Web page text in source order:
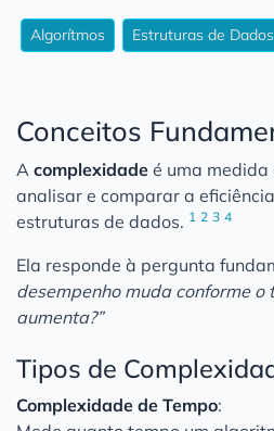
Algorítmos Estruturas de Dados
Conceitos
A complexidade é uma medida
analisar e comparar a
estruturas de dados. 1 2 3 4
Ela responde à pergunta
desempenho muda conforme
aumenta?”
Tipos de
Complexidade de Tempo: